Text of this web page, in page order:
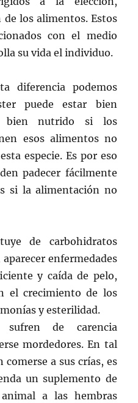
los alimentos. Estos
con el medio
su vida el individuo.
diferencia podemos
puede estar bien
bien nutrido si los
esos alimentos no
especie. Es por eso
padecer fácilmente
si la alimentación no
de carbohidratos
enfermedades
y caída de pelo,
el crecimiento de los
y esterilidad.
sufren de carencia
mordedores. En tal
comerse a sus crías, es
un suplemento de
a las hembras